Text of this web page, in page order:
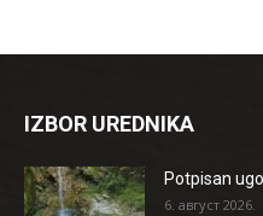
IZBOR UREDNIKA
Potpisan
6. август 2026.